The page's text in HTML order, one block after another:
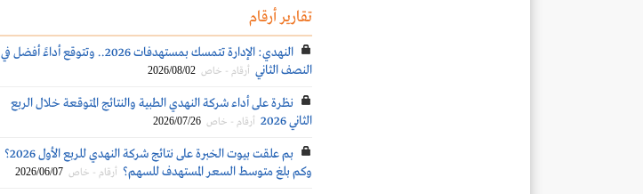
تقارير أرقام
النهدي: الإدارة تتمسك بمستهدفات 2026.. وتتوقع أداءً أفضل في
النصف الثاني أرقام - خاص 2026/08/02
نظرة على أداء شركة النهدي الطبية والنتائج المتوقعة خلال الربع
الثاني 2026
أرقام - خاص 2026/07/26
بم علقت بيوت الخبرة على نتائج شركة النهدي للربع الأول 2026؟
وكم بلغ متوسط السعر المستهدف للسهم؟ أرقام - خاص 2026/06/07